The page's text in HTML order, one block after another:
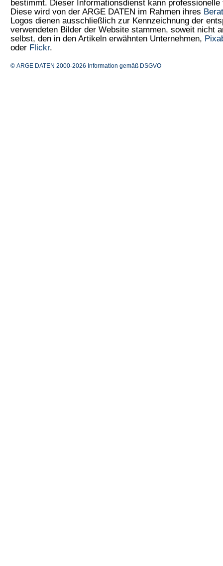
bestimmt. Dieser Informationsdienst kann
Diese wird von der ARGE DATEN im Rahmen ihres
Logos dienen ausschließlich zur Kennzeichnung der
verwendeten Bilder der Website stammen, soweit nicht
selbst, den in den Artikeln erwähnten Unternehmen,
oder Flickr.
© ARGE DATEN 2000-2026 Information gemäß DSGVO